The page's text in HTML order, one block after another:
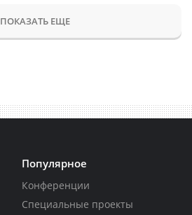
ПОКАЗАТЬ ЕЩЕ
Популярное
Конференции
Специальные проекты